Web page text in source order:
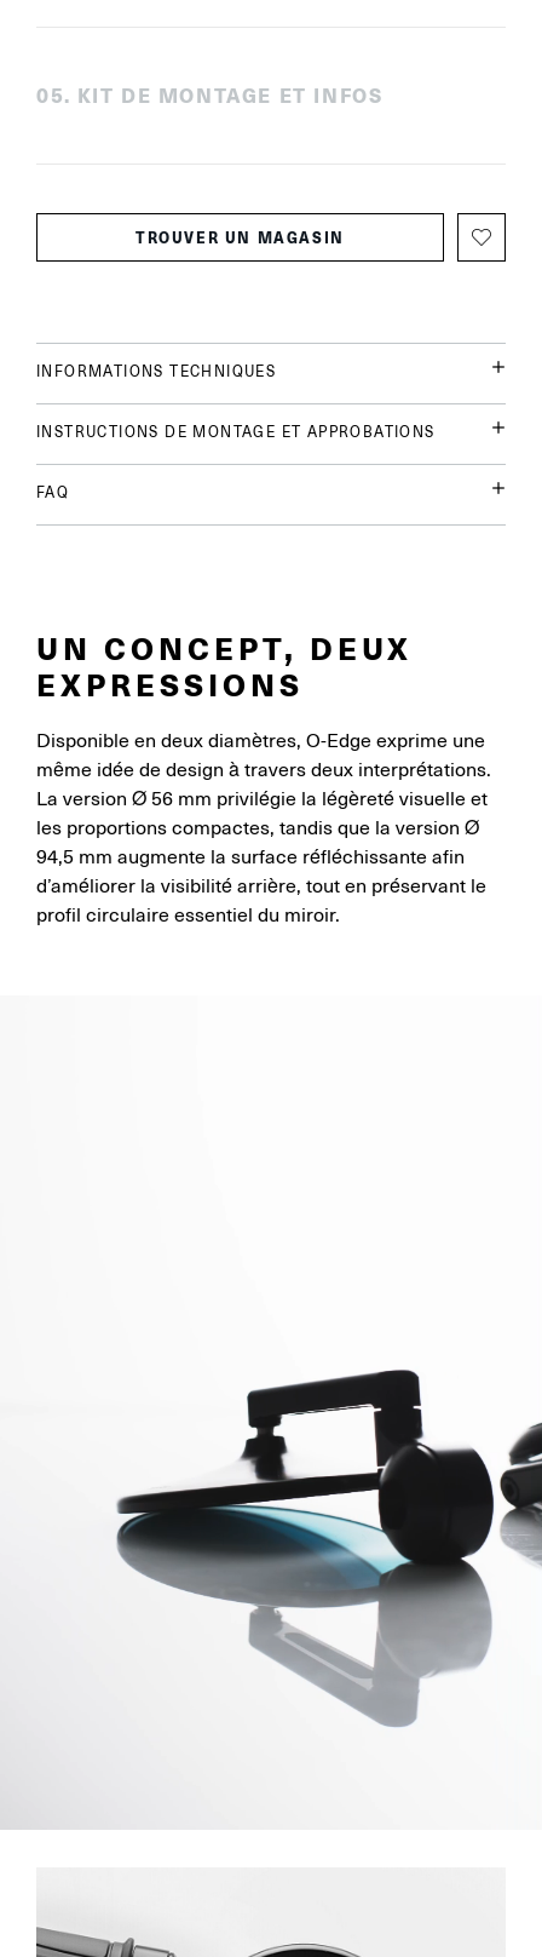
05. KIT DE MONTAGE ET INFOS
TROUVER UN MAGASIN
INFORMATIONS TECHNIQUES
INSTRUCTIONS DE MONTAGE ET APPROBATIONS
FAQ
UN CONCEPT, DEUX
EXPRESSIONS
Disponible en deux diamètres, O-Edge exprime une
même idée de design à travers deux interprétations.
La version Ø 56 mm privilégie la légèreté visuelle et
les proportions compactes, tandis que la version Ø
94,5 mm augmente la surface réfléchissante afin
d’améliorer la visibilité arrière, tout en préservant le
profil circulaire essentiel du miroir.